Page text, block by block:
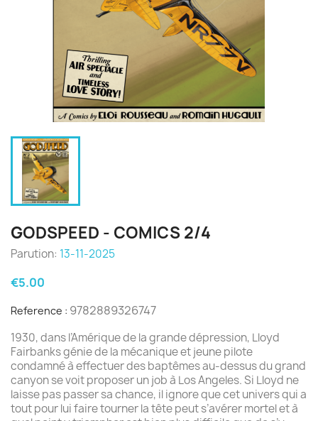
GODSPEED - COMICS 2/4
Parution: 13-11-2025
€5.00
Reference : 9782889326747
1930, dans l’Amérique de la grande dépression, Lloyd
Fairbanks génie de la mécanique et jeune pilote
condamné à effectuer des baptêmes au-dessus du grand
canyon se voit proposer un job à Los Angeles. Si Lloyd ne
laisse pas passer sa chance, il ignore que cet univers qui a
tout pour lui faire tourner la tête peut s’avérer mortel et à